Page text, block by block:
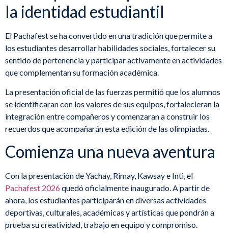
la identidad estudiantil
El Pachafest se ha convertido en una tradición que permite a
los estudiantes desarrollar habilidades sociales, fortalecer su
sentido de pertenencia y participar activamente en actividades
que complementan su formación académica.
La presentación oficial de las fuerzas permitió que los alumnos
se identificaran con los valores de sus equipos, fortalecieran la
integración entre compañeros y comenzaran a construir los
recuerdos que acompañarán esta edición de las olimpiadas.
Comienza una nueva aventura
Con la presentación de Yachay, Rimay, Kawsay e Inti, el
Pachafest 2026quedó oficialmente inaugurado. A partir de
ahora, los estudiantes participarán en diversas actividades
deportivas, culturales, académicas y artísticas que pondrán a
prueba su creatividad, trabajo en equipo y compromiso.